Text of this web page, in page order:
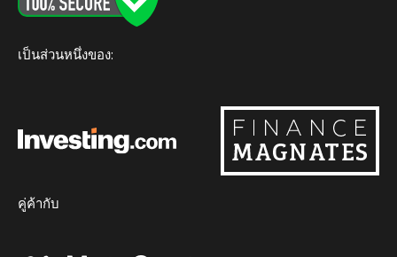
o
r
เป็นส่วนหนึ่งของ:
คู่ค้ากับ